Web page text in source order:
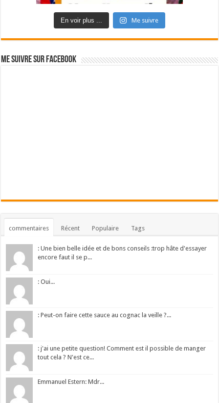
En voir plus ... Me suivre
Me suivre sur Facebook
commentaires Récent Populaire Tags
: Une bien belle idée et de bons conseils :trop hâte d'essayer
encore faut il se p...
: Oui...
: Peut-on faire cette sauce au cognac la veille ?...
: j'ai une petite question! Comment est il possible de manger
tout cela ? N'est ce...
Emmanuel Estern: Mdr...